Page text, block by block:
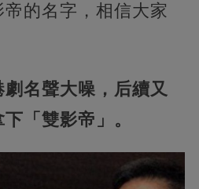
的名字，相信大家
名聲大噪，后續又
「雙影帝」。